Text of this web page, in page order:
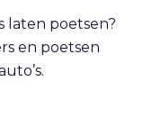
laten poetsen?
en poetsen